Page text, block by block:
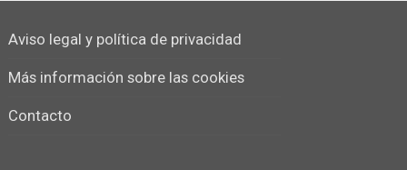
Aviso legal y política de privacidad
Más información sobre las cookies
Contacto